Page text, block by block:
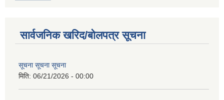
सार्वजनिक खरिद/बोलपत्र सूचना
सूचना सूचना सूचना
मिति: 06/21/2026 - 00:00